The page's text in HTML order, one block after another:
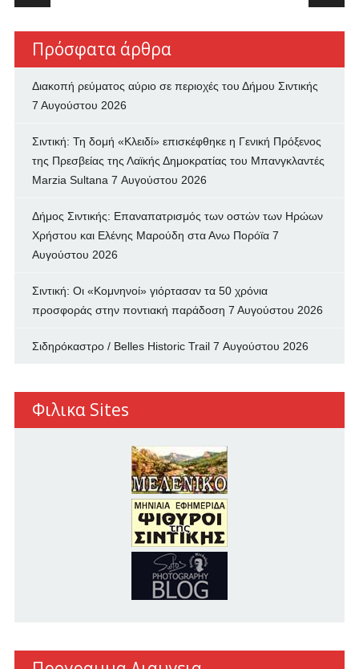
Πρόσφατα άρθρα
Διακοπή ρεύματος αύριο σε περιοχές του Δήμου Σιντικής
7 Αυγούστου 2026
Σιντική: Τη δομή «Κλειδί» επισκέφθηκε η Γενική Πρόξενος
της Πρεσβείας της Λαϊκής Δημοκρατίας του Μπανγκλαντές
Marzia Sultana 7 Αυγούστου 2026
Δήμος Σιντικής: Επαναπατρισμός των oστών των Ηρώων
Χρήστου και Ελένης Μαρούδη στα Ανω Πορόϊα 7
Αυγούστου 2026
Σιντική: Οι «Κομνηνοί» γιόρτασαν τα 50 χρόνια
προσφοράς στην ποντιακή παράδοση 7 Αυγούστου 2026
Σιδηρόκαστρο / Belles Historic Trail 7 Αυγούστου 2026
Φιλικα Sites